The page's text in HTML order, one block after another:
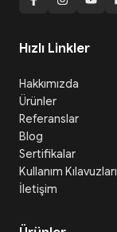
Hızlı Linkler
Hakkımızda
Ürünler
Referanslar
Blog
Sertifikalar
Kullanım Kılavuzları
İletişim